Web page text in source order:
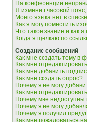
На конференции
Я изменил часовой
Моего языка нет в
Как я могу поместить
Что такое звание и как я
Когда я щёлкаю по
Создание сообщений
Как мне создать тему в
Как мне
Как мне добавить
Как мне создать опрос?
Почему я не могу
Как мне
Почему мне
Почему я не могу
Почему я получил
Как мне пожаловаться